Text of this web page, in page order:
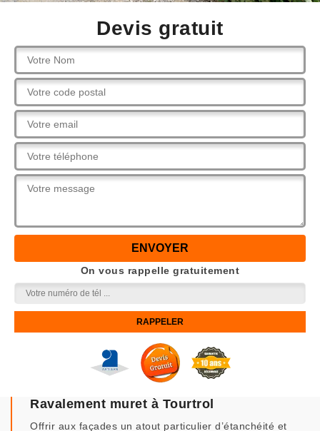
Devis gratuit
On vous rappelle gratuitement
Ravalement muret à Tourtrol
Offrir aux façades un atout particulier d’étanchéité et